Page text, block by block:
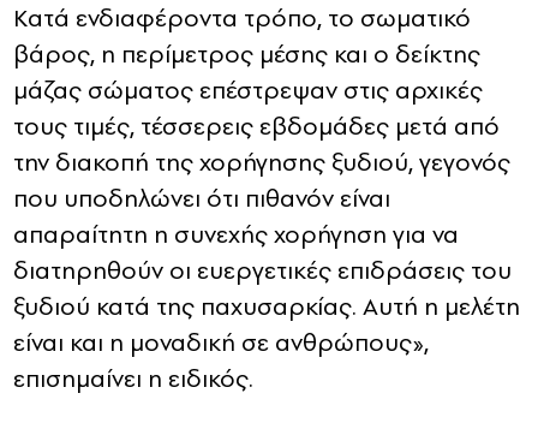
Κατά ενδιαφέροντα τρόπο, το σωματικό
βάρος, η περίμετρος μέσης και ο δείκτης
μάζας σώματος επέστρεψαν στις αρχικές
τους τιμές, τέσσερεις εβδομάδες μετά από
την διακοπή της χορήγησης ξυδιού, γεγονός
που υποδηλώνει ότι πιθανόν είναι
απαραίτητη η συνεχής χορήγηση για να
διατηρηθούν οι ευεργετικές επιδράσεις του
ξυδιού κατά της παχυσαρκίας. Αυτή η μελέτη
είναι και η μοναδική σε ανθρώπους»,
επισημαίνει η ειδικός.